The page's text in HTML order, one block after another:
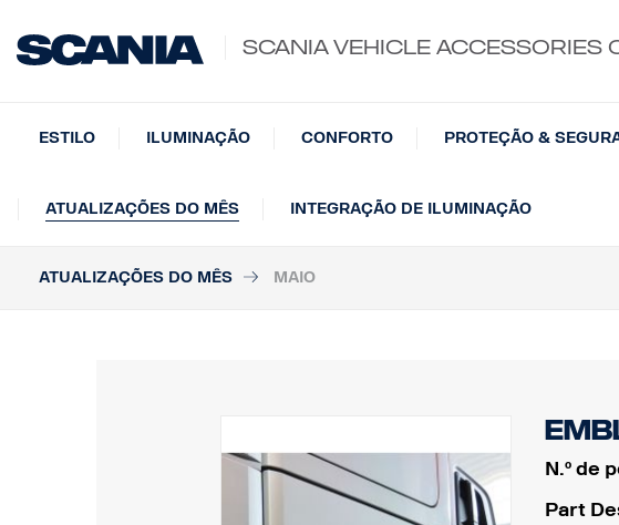
SCANIA VEHICLE ACCESSORIES
ESTILO ILUMINAÇÃO CONFORTO PROTEÇÃO &
ATUALIZAÇÕES DO MÊS INTEGRAÇÃO DE ILUMINAÇÃO
ATUALIZAÇÕES DO MÊS MAIO
N.º de
Part